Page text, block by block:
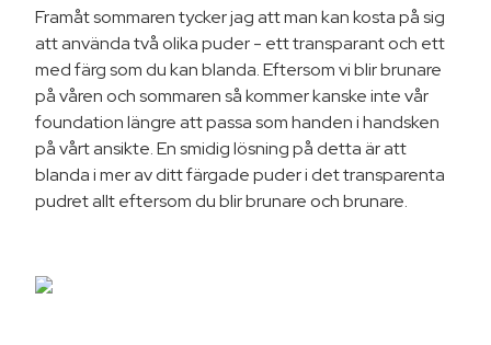
Framåt sommaren tycker jag att man kan kosta på sig
att använda två olika puder - ett transparant och ett
med färg som du kan blanda. Eftersom vi blir brunare
på våren och sommaren så kommer kanske inte vår
foundation längre att passa som handen i handsken
på vårt ansikte. En smidig lösning på detta är att
blanda i mer av ditt färgade puder i det transparenta
pudret allt eftersom du blir brunare och brunare.